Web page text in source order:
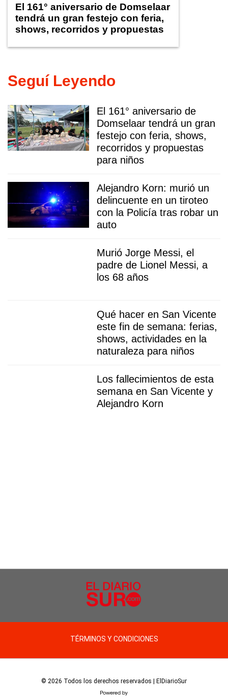
El 161° aniversario de Domselaar
tendrá un gran festejo con feria,
shows, recorridos y propuestas
Seguí Leyendo
El 161° aniversario de
Domselaar tendrá un gran
festejo con feria, shows,
recorridos y propuestas
para niños
Alejandro Korn: murió un
delincuente en un tiroteo
con la Policía tras robar un
auto
Murió Jorge Messi, el
padre de Lionel Messi, a
los 68 años
Qué hacer en San Vicente
este fin de semana: ferias,
shows, actividades en la
naturaleza para niños
Los fallecimientos de esta
semana en San Vicente y
Alejandro Korn
TÉRMINOS Y CONDICIONES
© 2026 Todos los derechos reservados | ElDiarioSur